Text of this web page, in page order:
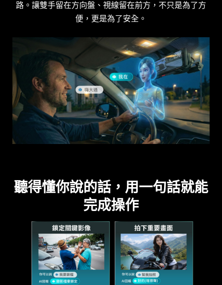
路。讓雙手留在方向盤、視線留在前方，不只是為了方
便，更是為了安全。
聽得懂你說的話，用一句話就能
完成操作